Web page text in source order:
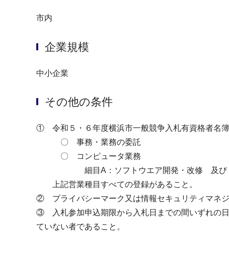
市内
企業規模
中小企業
その他の条件
① 令和５・６年度横浜市一般競争入札有資格者名簿
〇 事務・業務の委託
〇 コンピュータ業務
細目A：ソフトウエア開発・改修 及び
上記営業種目すべての登録があること。
② プライバシーマーク又は情報セキュリティマネジ
③ 入札参加申込期限から入札日までの間いずれの日
ていない者であること。